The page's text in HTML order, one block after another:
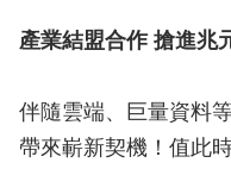
產業結盟合作 搶進兆
伴隨雲端、巨量資料
帶來嶄新契機！值此